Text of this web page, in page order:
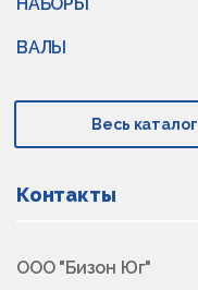
ВАЛЫ
Весь каталог
Контакты
ООО "Бизон Юг"